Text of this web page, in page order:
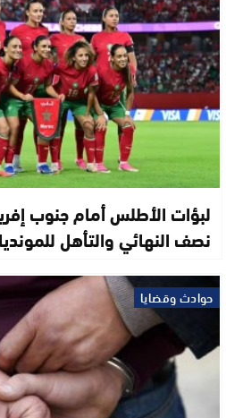
لبؤات الأطلس أمام جنوب
نصف النهائي والتأهل
حوادث وقضايا